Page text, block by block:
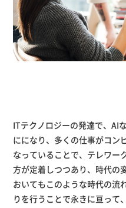
ITテクノロジーの発達で、AI
にになり、多くの仕事がコン
なっていることで、テレワー
方が定着しつつあり、時代の
おいてもこのような時代の流
りを行うことで永きに亘って